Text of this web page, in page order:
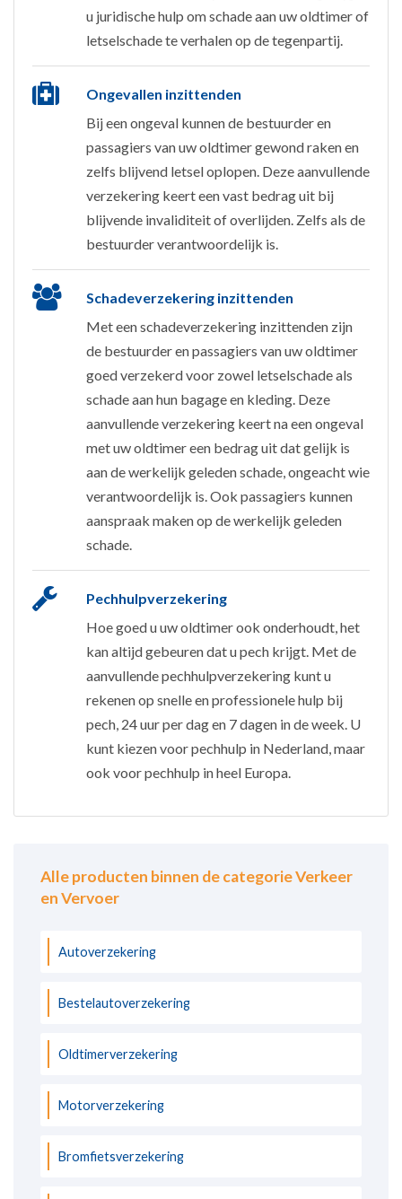
u juridische hulp om schade aan uw oldtimer of
letselschade te verhalen op de tegenpartij.
Ongevallen inzittenden
Bij een ongeval kunnen de bestuurder en
passagiers van uw oldtimer gewond raken en
zelfs blijvend letsel oplopen. Deze aanvullende
verzekering keert een vast bedrag uit bij
blijvende invaliditeit of overlijden. Zelfs als de
bestuurder verantwoordelijk is.
Schadeverzekering inzittenden
Met een schadeverzekering inzittenden zijn
de bestuurder en passagiers van uw oldtimer
goed verzekerd voor zowel letselschade als
schade aan hun bagage en kleding. Deze
aanvullende verzekering keert na een ongeval
met uw oldtimer een bedrag uit dat gelijk is
aan de werkelijk geleden schade, ongeacht wie
verantwoordelijk is. Ook passagiers kunnen
aanspraak maken op de werkelijk geleden
schade.
Pechhulpverzekering
Hoe goed u uw oldtimer ook onderhoudt, het
kan altijd gebeuren dat u pech krijgt. Met de
aanvullende pechhulpverzekering kunt u
rekenen op snelle en professionele hulp bij
pech, 24 uur per dag en 7 dagen in de week. U
kunt kiezen voor pechhulp in Nederland, maar
ook voor pechhulp in heel Europa.
Alle producten binnen de categorie Verkeer
en Vervoer
Autoverzekering
Bestelautoverzekering
Oldtimerverzekering
Motorverzekering
Bromfietsverzekering